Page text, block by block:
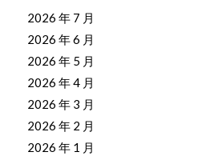
2026 年 7 月
2026 年 6 月
2026 年 5 月
2026 年 4 月
2026 年 3 月
2026 年 2 月
2026 年 1 月